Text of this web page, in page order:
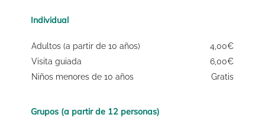
Individual
Adultos (a partir de 10 años)
4,00€
Visita guiada
6,00€
Niños menores de 10 años
Gratis
Grupos (a partir de 12 personas)